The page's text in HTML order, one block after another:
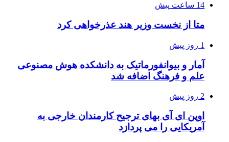
14 ساعت پیش
متا از نخست وزیر هند عذرخواهی کرد
1 روز پیش
آمار و بیوانفورماتیک به دانشکده هوش مصنوعی
علم و فرهنگ اضافه شد
2 روز پیش
اوپن ای آی بهای ترجیح کارمندان خارجی به
آمریکایی را می پردازد